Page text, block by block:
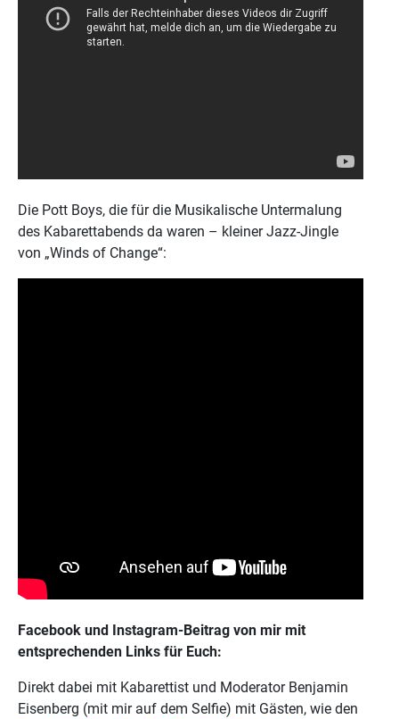
Die Pott Boys, die für die Musikalische Untermalung
des Kabarettabends da waren – kleiner Jazz-Jingle
von „Winds of Change“:
Facebook und Instagram-Beitrag von mir mit
entsprechenden Links für Euch:
Direkt dabei mit Kabarettist und Moderator Benjamin
Eisenberg (mit mir auf dem Selfie) mit Gästen, wie den